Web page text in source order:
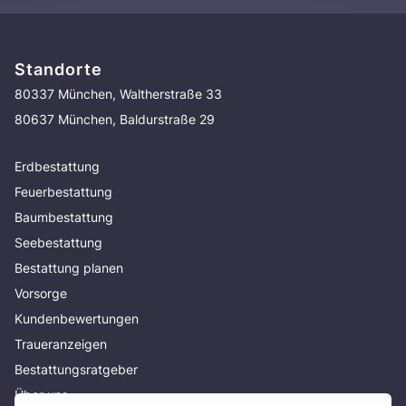
Standorte
80337 München, Waltherstraße 33
80637 München, Baldurstraße 29
Erdbestattung
Feuerbestattung
Baumbestattung
Seebestattung
Bestattung planen
Vorsorge
Kundenbewertungen
Traueranzeigen
Bestattungsratgeber
Über uns